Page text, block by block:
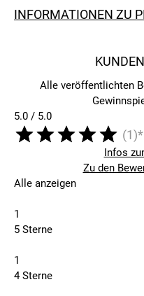
INFORMATIONEN ZU
Alle veröffentlichten
5.0 / 5.0
(1)*
Infos
Zu den
Alle anzeigen
1
5 Sterne
1
4 Sterne